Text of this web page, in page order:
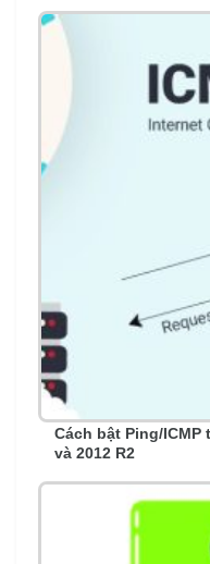
Cách bật Ping/ICMP
và 2012 R2